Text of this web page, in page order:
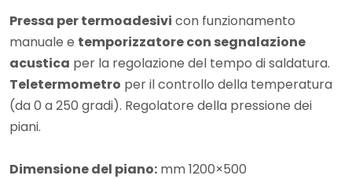
Pressa per termoadesivi con funzionamento
manuale e temporizzatore con segnalazione
acustica per la regolazione del tempo di saldatura.
Teletermometro per il controllo della temperatura
(da 0 a 250 gradi). Regolatore della pressione dei
piani.
Dimensione del piano: mm 1200×500